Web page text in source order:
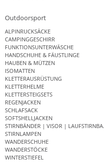
Outdoorsport
ALPINRUCKSÄCKE
CAMPINGGESCHIRR
FUNKTIONSUNTERWÄSCHE
HANDSCHUHE & FÄUSTLINGE
HAUBEN & MÜTZEN
ISOMATTEN
KLETTERAUSRÜSTUNG
KLETTERHELME
KLETTERSTEIGSETS
REGENJACKEN
SCHLAFSACK
SOFTSHELLJACKEN
STIRNBÄNDER | VISOR |
STIRNLAMPEN
WANDERSCHUHE
WANDERSTÖCKE
WINTERSTIEFEL